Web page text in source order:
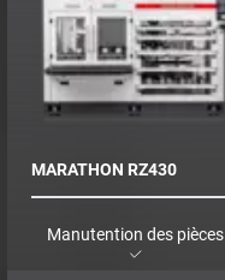
MARATHON RZ430
Manutention des pièces